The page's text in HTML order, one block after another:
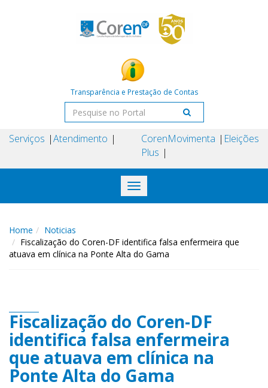
Transparência e Prestação de Contas
Serviços Atendimento
Coren
Plus
Movimenta Eleições
Toggle
navigation
Home
Noticias
Fiscalização do Coren-DF identifica falsa enfermeira que
atuava em clínica na Ponte Alta do Gama
Fiscalização do Coren-DF
identifica falsa enfermeira
que atuava em clínica na
Ponte Alta do Gama